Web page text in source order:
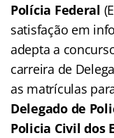
Polícia Federal
satisfação em
adepta a
carreira de
as matrículas
Delegado de
Policia Civil dos